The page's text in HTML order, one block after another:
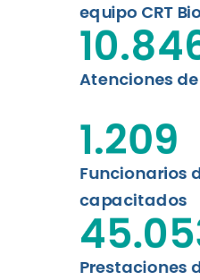
equipo CRT
Atenciones
Funcionarios
capacitados
1.209
Prestaciones